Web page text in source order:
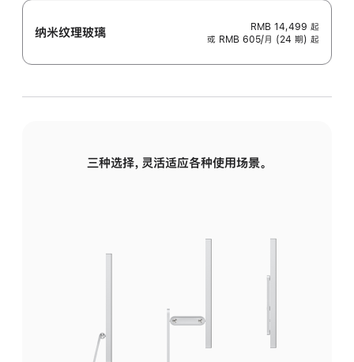
纳米纹理玻璃 RMB 14,499 起
或 RMB 605/月 (24 期) 起
三种选择，灵活适应各种使用场景。